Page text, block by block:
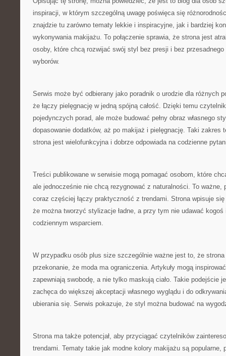
inspiracji, w którym szczególną uwagę poświęca się
znajdzie tu zarówno tematy lekkie i inspiracyjne, jak i bardziej
wykonywania makijażu. To połączenie sprawia, że strona jest
osoby, które chcą rozwijać swój styl bez presji i bez
wyborów.
Serwis może być odbierany jako poradnik o urodzie dla różnych
że łączy pielęgnację w jedną spójną całość. Dzięki temu
pojedynczych porad, ale może budować pełny obraz własnego
dopasowanie dodatków, aż po makijaż i pielęgnację. Taki zakres
strona jest wielofunkcyjna i dobrze odpowiada na codzienne
Treści publikowane w serwisie mogą pomagać osobom, które
ale jednocześnie nie chcą rezygnować z naturalności. To ważne,
coraz częściej łączy praktyczność z trendami. Strona wpisuje
że można tworzyć stylizacje ładne, a przy tym nie udawać
codziennym wsparciem.
W przypadku osób plus size szczególnie ważne jest to, że strona
przekonanie, że moda ma ograniczenia. Artykuły mogą
zapewniają swobodę, a nie tylko maskują ciało. Takie podejście
zachęca do większej akceptacji własnego wyglądu i do
ubierania się. Serwis pokazuje, że styl można budować na
Strona ma także potencjał, aby przyciągać czytelników
trendami. Tematy takie jak modne kolory makijażu są popularne,